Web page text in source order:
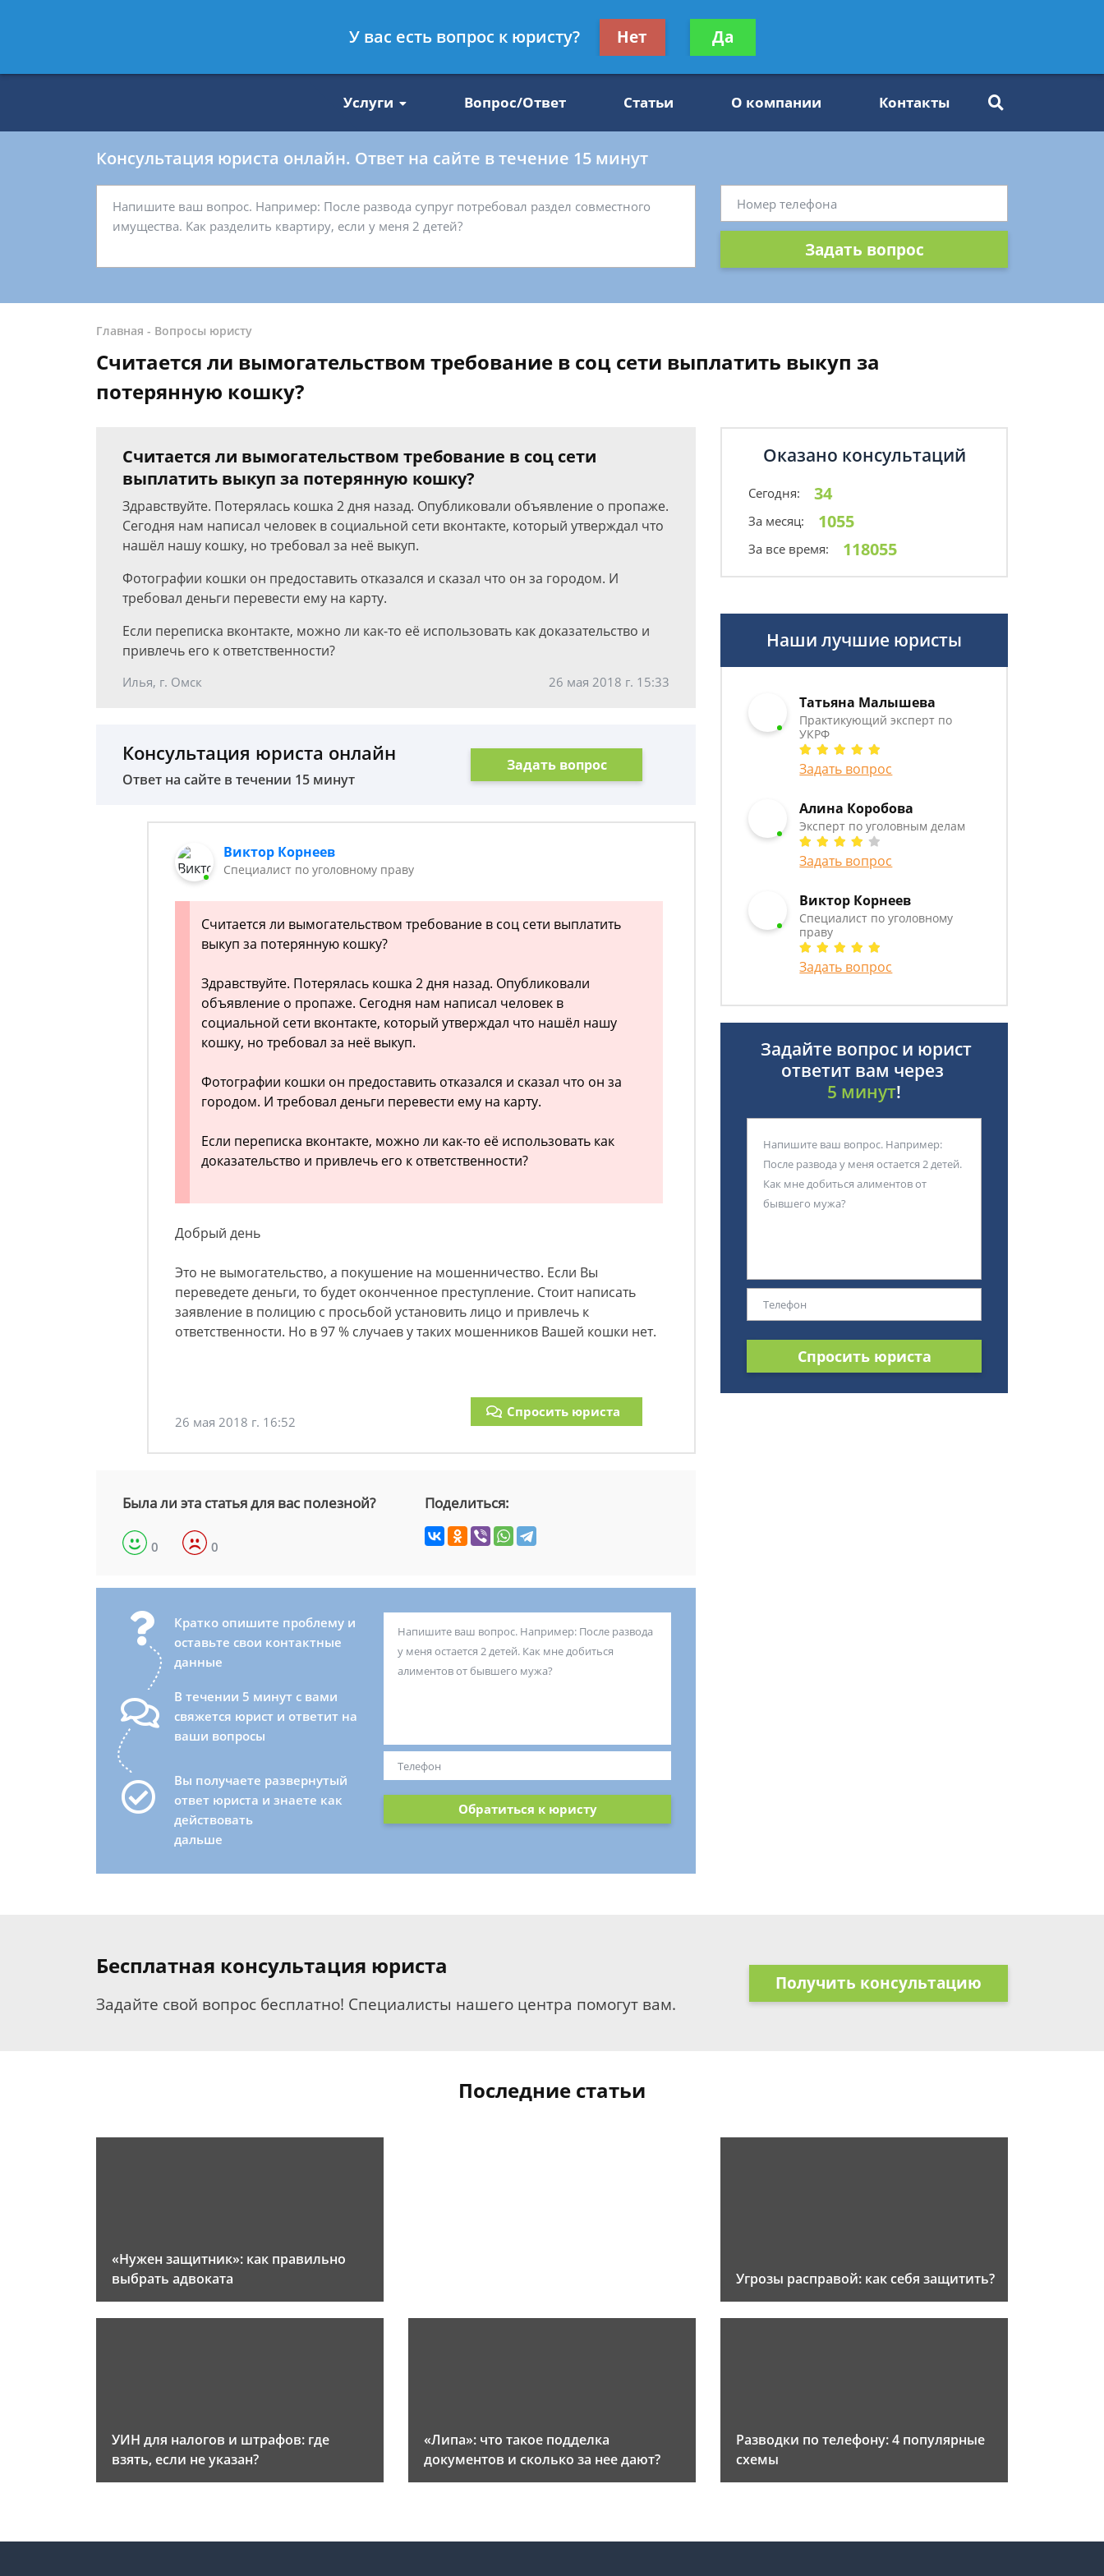
8 812 509-27-47
Получите консультацию
бесплатно
Услуги Вопрос/Ответ Статьи О компании Контакты
Консультация юриста онлайн. Ответ на сайте в течение 15 минут
Задать вопрос
Главная - Вопросы юристу
Считается ли вымогательством требование в соц сети выплатить выкуп за
потерянную кошку?
Считается ли вымогательством требование в соц сети
выплатить выкуп за потерянную кошку?
Здравствуйте. Потерялась кошка 2 дня назад. Опубликовали объявление о пропаже.
Сегодня нам написал человек в социальной сети вконтакте, который утверждал что
нашёл нашу кошку, но требовал за неё выкуп.
Фотографии кошки он предоставить отказался и сказал что он за городом. И
требовал деньги перевести ему на карту.
Если переписка вконтакте, можно ли как-то её использовать как доказательство и
привлечь его к ответственности?
Илья, г. Омск 26 мая 2018 г. 15:33
Консультация юриста онлайн
Ответ на сайте в течении 15 минут
Задать вопрос
Виктор Корнеев
Cпециалист по уголовному праву
Считается ли вымогательством требование в соц сети выплатить
выкуп за потерянную кошку?
Здравствуйте. Потерялась кошка 2 дня назад. Опубликовали
объявление о пропаже. Сегодня нам написал человек в
социальной сети вконтакте, который утверждал что нашёл нашу
кошку, но требовал за неё выкуп.
Фотографии кошки он предоставить отказался и сказал что он за
городом. И требовал деньги перевести ему на карту.
Если переписка вконтакте, можно ли как-то её использовать как
доказательство и привлечь его к ответственности?
Добрый день
Это не вымогательство, а покушение на мошенничество. Если Вы
переведете деньги, то будет оконченное преступление. Стоит написать
заявление в полицию с просьбой установить лицо и привлечь к
ответственности. Но в 97 % случаев у таких мошенников Вашей кошки нет.
26 мая 2018 г. 16:52
Спросить юриста
Была ли эта статья для вас полезной?
0 0
Поделиться:
Кратко опишите проблему и
оставьте свои контактные
данные
В течении 5 минут с вами
свяжется юрист и ответит на
ваши вопросы
Вы получаете развернутый
ответ юриста и знаете как
действовать
дальше
Обратиться к юристу
Оказано консультаций
Сегодня: 34
За месяц: 1055
За все время: 118055
Наши лучшие юристы
Татьяна Малышева
Практикующий эксперт по
УКРФ
Задать вопрос
Алина Коробова
Эксперт по уголовным делам
Задать вопрос
Виктор Корнеев
Cпециалист по уголовному
праву
Задать вопрос
Задайте вопрос и юрист
ответит вам через
5 минут!
Спросить юриста
Бесплатная консультация юриста
Задайте свой вопрос бесплатно! Специалисты нашего центра помогут вам.
Получить консультацию
Последние статьи
«Нужен защитник»: как правильно
выбрать адвоката
Угрозы расправой: как себя защитить?
УИН для налогов и штрафов: где
взять, если не указан?
«Липа»: что такое подделка
документов и сколько за нее дают?
Разводки по телефону: 4 популярные
схемы
У вас есть вопрос к юристу? Нет Да